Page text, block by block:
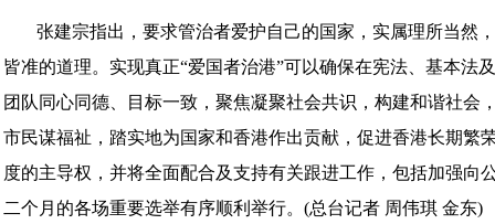
张建宗指出，要求管治者爱护自己的国家，实属理所当然
皆准的道理。实现真正“爱国者治港”可以确保在宪法、基本法
团队同心同德、目标一致，聚焦凝聚社会共识，构建和谐社会
市民谋福祉，踏实地为国家和香港作出贡献，促进香港长期繁
度的主导权，并将全面配合及支持有关跟进工作，包括加强向
二个月的各场重要选举有序顺利举行。(总台记者 周伟琪 金东)